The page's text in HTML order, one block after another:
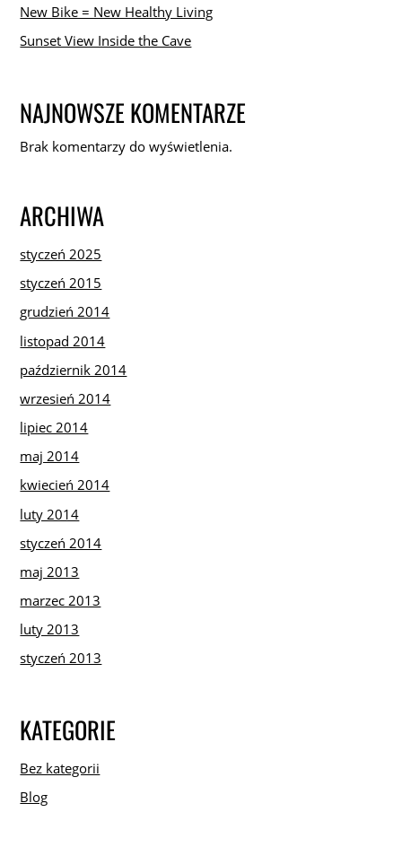
New Bike = New Healthy Living
Sunset View Inside the Cave
NAJNOWSZE KOMENTARZE
Brak komentarzy do wyświetlenia.
ARCHIWA
styczeń 2025
styczeń 2015
grudzień 2014
listopad 2014
październik 2014
wrzesień 2014
lipiec 2014
maj 2014
kwiecień 2014
luty 2014
styczeń 2014
maj 2013
marzec 2013
luty 2013
styczeń 2013
KATEGORIE
Bez kategorii
Blog